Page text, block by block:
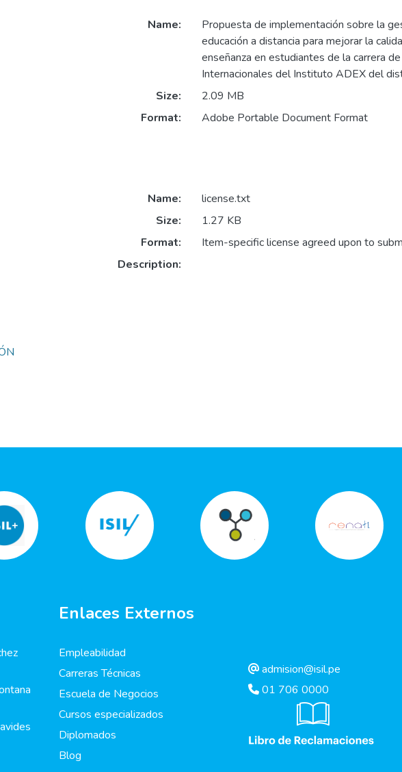
Name:
Propuesta de implementación sobre la
educación a distancia para mejorar la
enseñanza en estudiantes de la carrera
Internacionales del Instituto ADEX del
Size:
2.09 MB
Format:
Adobe Portable Document Format
Name:
license.txt
Size:
1.27 KB
Format:
Item-specific license agreed upon to
Description:
Enlaces Externos
Empleabilidad
Carreras Técnicas
Escuela de Negocios
Cursos especializados
Diplomados
Blog
admision@isil.pe
01 706 0000